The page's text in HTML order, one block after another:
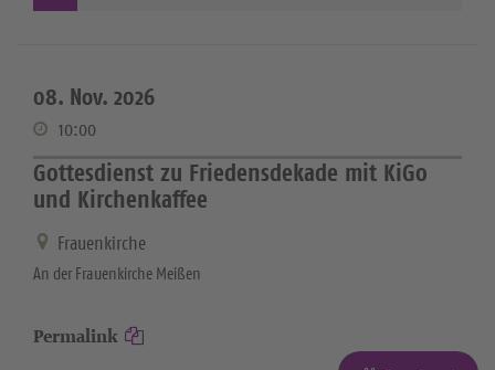
08. Nov. 2026
10:00
Gottesdienst zu Friedensdekade mit KiGo
und Kirchenkaffee
Frauenkirche
An der Frauenkirche Meißen
Permalink